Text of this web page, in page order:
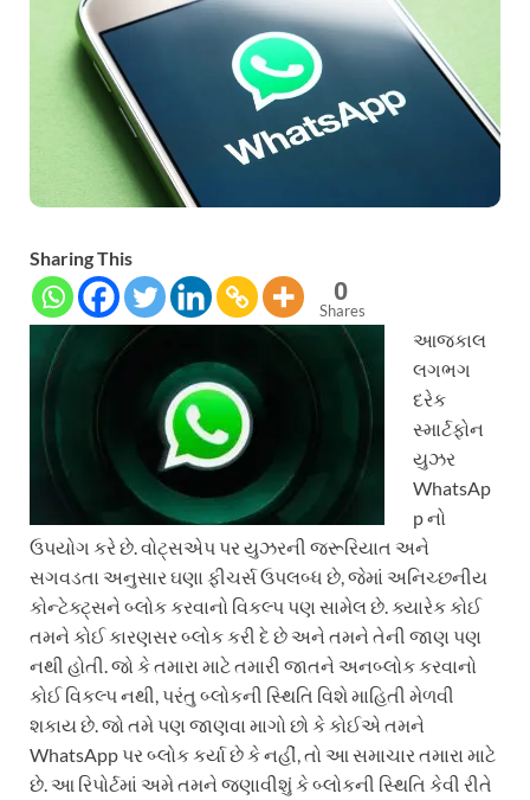
Sharing This
0
Shares
આજકાલ
લગભગ
દરેક
સ્માર્ટફોન
યુઝર
WhatsAp
p નો
ઉપયોગ કરે છે. વોટ્સએપ પર યુઝરની જરૂરિયાત અને
સગવડતા અનુસાર ઘણા ફીચર્સ ઉપલબ્ધ છે, જેમાં અનિચ્છનીય
કોન્ટેક્ટ્સને બ્લોક કરવાનો વિકલ્પ પણ સામેલ છે. ક્યારેક કોઈ
તમને કોઈ કારણસર બ્લોક કરી દે છે અને તમને તેની જાણ પણ
નથી હોતી. જો કે તમારા માટે તમારી જાતને અનબ્લોક કરવાનો
કોઈ વિકલ્પ નથી, પરંતુ બ્લોકની સ્થિતિ વિશે માહિતી મેળવી
શકાય છે. જો તમે પણ જાણવા માગો છો કે કોઈએ તમને
WhatsApp પર બ્લોક કર્યા છે કે નહીં, તો આ સમાચાર તમારા માટે
છે. આ રિપોર્ટમાં અમે તમને જણાવીશું કે બ્લોકની સ્થિતિ કેવી રીતે